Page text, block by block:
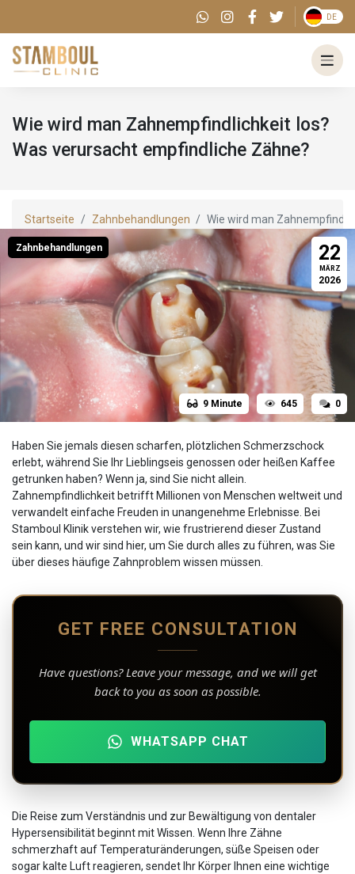
DE
Wie wird man Zahnempfindlichkeit los?
Was verursacht empfindliche Zähne?
Startseite Zahnbehandlungen Wie wird man
Zahnbehandlungen 22
MÄRZ
2026
9 Minute 645 0
Haben Sie jemals diesen scharfen, plötzlichen Schmerzschock
erlebt, während Sie Ihr Lieblingseis genossen oder heißen Kaffee
getrunken haben? Wenn ja, sind Sie nicht allein.
Zahnempfindlichkeit betrifft Millionen von Menschen weltweit und
verwandelt einfache Freuden in unangenehme Erlebnisse. Bei
Stamboul Klinik verstehen wir, wie frustrierend dieser Zustand
sein kann, und wir sind hier, um Sie durch alles zu führen, was Sie
über dieses häufige Zahnproblem wissen müssen.
GET FREE CONSULTATION
Have questions? Leave your message, and we will get
back to you as soon as possible.
WHATSAPP CHAT
Die Reise zum Verständnis und zur Bewältigung von dentaler
Hypersensibilität beginnt mit Wissen. Wenn Ihre Zähne
schmerzhaft auf Temperaturänderungen, süße Speisen oder
sogar kalte Luft reagieren, sendet Ihr Körper Ihnen eine wichtige